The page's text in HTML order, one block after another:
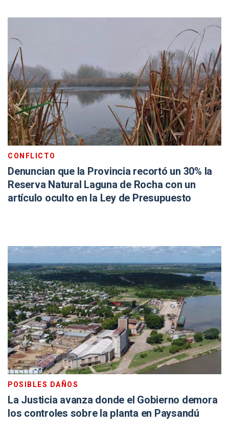
CONFLICTO
Denuncian que la Provincia recortó un 30% la
Reserva Natural Laguna de Rocha con un
artículo oculto en la Ley de Presupuesto
POSIBLES DAÑOS
La Justicia avanza donde el Gobierno demora
los controles sobre la planta en Paysandú